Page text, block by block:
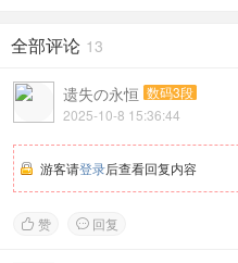
全部评论 13
遗失の永恒 数码3段
2025-10-8 15:36:44
游客请登录后查看回复内容
 赞  回复